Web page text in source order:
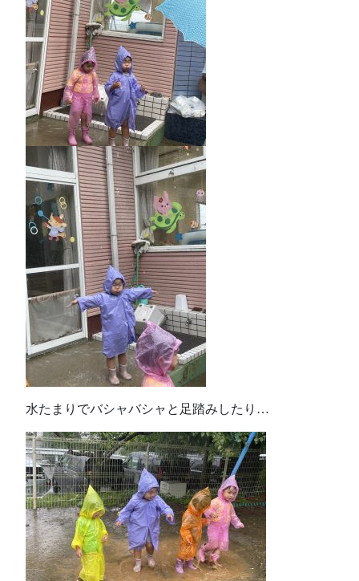
水たまりでバシャバシャと足踏みしたり…